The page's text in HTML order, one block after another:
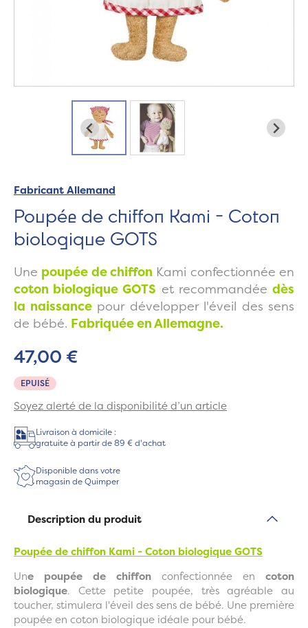
Fabricant Allemand
Poupée de chiffon Kami - Coton
biologique GOTS
Une poupée de chiffon Kami confectionnée en
coton biologique GOTS et recommandéedès
la naissancepour développer l'éveil des sens
de bébé. Fabriquée en Allemagne.
EPUISÉ
47,00 €
Soyez alerté de la disponibilité d’un article
Livraison à domicile :
gratuite à partir de 89 € d'achat
Disponible dans votre
magasin de Quimper
Description du produit
Poupée de chiffon Kami - Coton biologique GOTS
Une poupée de chiffon confectionnée en coton
biologique. Cette petite poupée, très agréable au
toucher, stimulera l'éveil des sens de bébé. Une première
poupée en coton biologique idéale pour bébé.